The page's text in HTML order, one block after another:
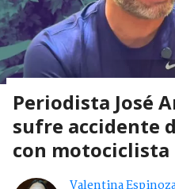
Periodista José
sufre accidente
con motociclista